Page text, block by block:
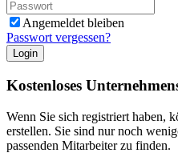
Angemeldet bleiben
Passwort vergessen?
Login
Kostenloses
Wenn Sie sich registriert haben,
erstellen. Sie sind nur noch
passenden Mitarbeiter zu finden.